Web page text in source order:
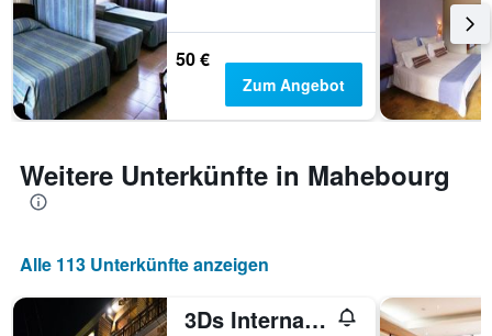
50 €
Zum Angebot
Weitere Unterkünfte in Mahebourg
Alle 113 Unterkünfte anzeigen
3Ds International Tourist Home